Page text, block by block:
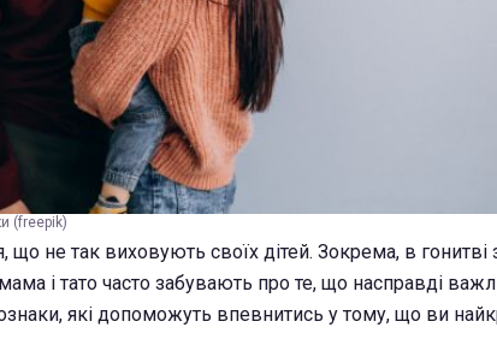
(freepik)
не так виховують своїх дітей. Зокрема, в гонитві
і тато часто забувають про те, що насправді
ознаки, які допоможуть впевнитись у тому, що ви